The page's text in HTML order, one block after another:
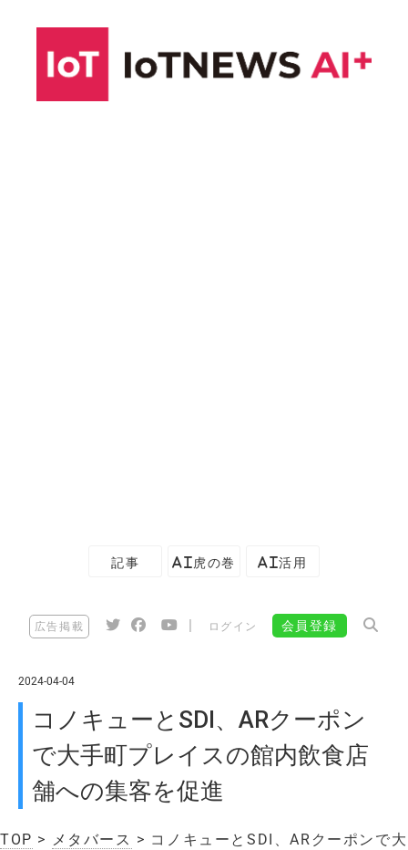
記事 AI虎の巻 AI活用
広告掲載 ログイン 会員登録
2024-04-04
コノキューとSDI、ARクーポン
で大手町プレイスの館内飲食店
舗への集客を促進
TOP > メタバース > コノキューとSDI、ARクーポンで大